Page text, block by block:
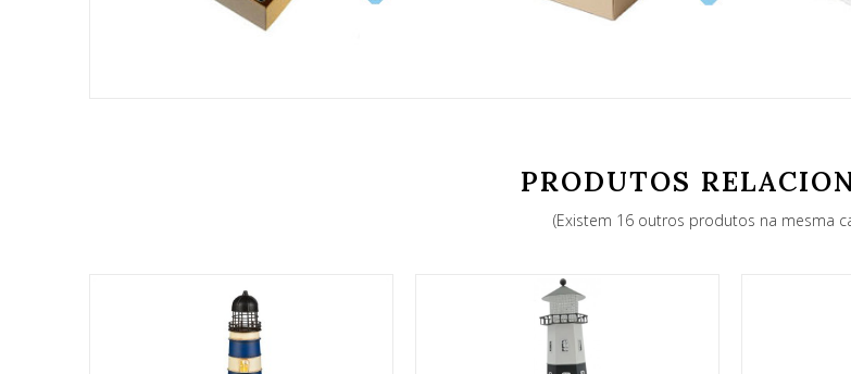
PRODUTOS
(Existem 16 outros produtos na mesma